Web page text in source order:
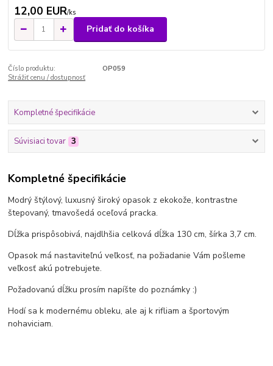
12,00 EUR/ks
Pridať do košíka
Číslo produktu:
OP059
Strážiť cenu / dostupnosť
Kompletné špecifikácie
Súvisiaci tovar 3
Kompletné špecifikácie
Modrý štýlový, luxusný široký opasok z ekokože, kontrastne
štepovaný, tmavošedá oceľová pracka.
Dĺžka prispôsobivá, najdlhšia celková dĺžka 130 cm, šírka 3,7 cm.
Opasok má nastaviteľnú veľkosť, na požiadanie Vám pošleme
veľkosť akú potrebujete.
Požadovanú dĺžku prosím napíšte do poznámky :)
Hodí sa k modernému obleku, ale aj k rifliam a športovým
nohaviciam.